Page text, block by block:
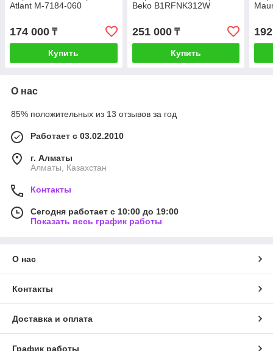
Atlant М-7184-060
174 000 ₸
Купить
Beko B1RFNK312W
251 000₸
Купить
О нас
85% положительных из 13 отзывов за год
Работает с 03.02.2010
г. Алматы
Алматы, Казахстан
Контакты
Сегодня работает с 10:00 до 19:00
Показать весь график работы
О нас
Контакты
Доставка и оплата
График работы